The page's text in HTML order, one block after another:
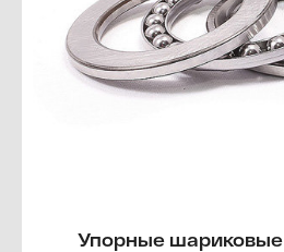
Упорные